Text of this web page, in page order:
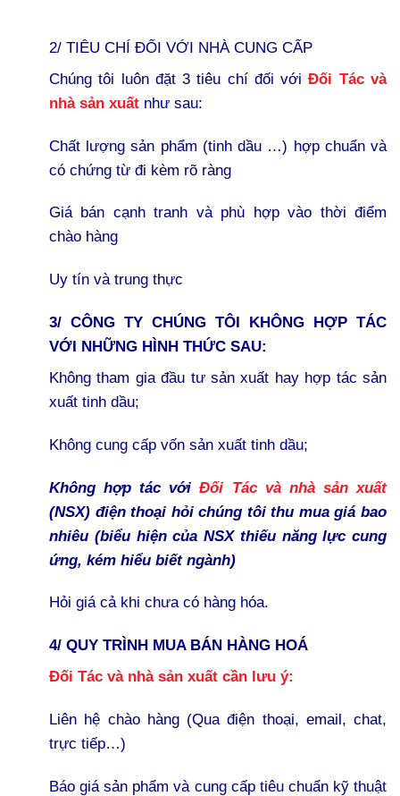
2/ TIÊU CHÍ ĐỐI VỚI NHÀ CUNG CẤP
Chúng tôi luôn đặt 3 tiêu chí đối vớiĐối Tác và
nhà sản xuất như sau:
Chất lượng sản phẩm (tinh dầu …) hợp chuẩn và
có chứng từ đi kèm rõ ràng
Giá bán cạnh tranh và phù hợp vào thời điểm
chào hàng
Uy tín và trung thực
3/ CÔNG TY CHÚNG TÔI KHÔNG HỢP TÁC
VỚI NHỮNG HÌNH THỨC SAU:
Không tham gia đầu tư sản xuất hay hợp tác sản
xuất tinh dầu;
Không cung cấp vốn sản xuất tinh dầu;
Không hợp tác vớiĐối Tác và nhà sản xuất
(NSX) điện thoại hỏi chúng tôi thu mua giá bao
nhiêu (biểu hiện của NSX thiếu năng lực cung
ứng, kém hiểu biết ngành)
Hỏi giá cả khi chưa có hàng hóa.
4/ QUY TRÌNH MUA BÁN HÀNG HOÁ
Đối Tác và nhà sản xuất cần lưu ý:
Liên hệ chào hàng (Qua điện thoại, email, chat,
trực tiếp…)
Báo giá sản phẩm và cung cấp tiêu chuẩn kỹ thuật